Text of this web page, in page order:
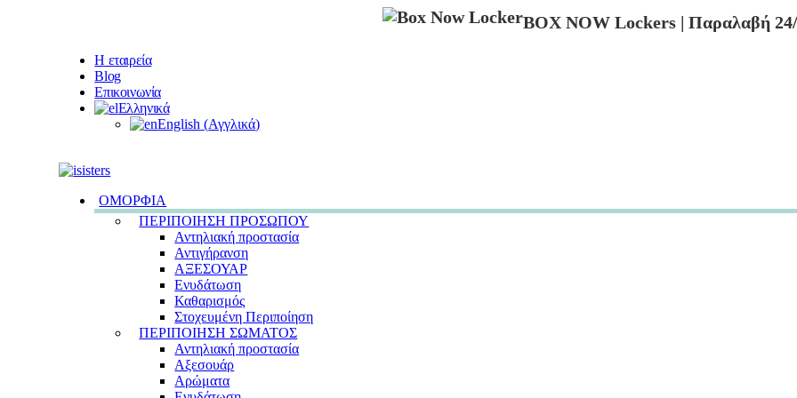
BOX NOW Lockers | Παραλαβή
Η εταιρεία
Blog
Επικοινωνία
Ελληνικά
English (Αγγλικά)
ΟΜΟΡΦΙΑ
ΠΕΡΙΠΟΙΗΣΗ ΠΡΟΣΩΠΟΥ
Αντηλιακή προστασία
Αντιγήρανση
ΑΞΕΣΟΥΑΡ
Ενυδάτωση
Καθαρισμός
Στοχευμένη Περιποίηση
ΠΕΡΙΠΟΙΗΣΗ ΣΩΜΑΤΟΣ
Αντηλιακή προστασία
Αξεσουάρ
Αρώματα